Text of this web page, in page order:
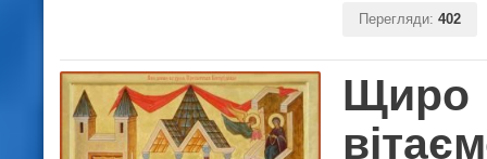
Перегляди: 402
Щиро